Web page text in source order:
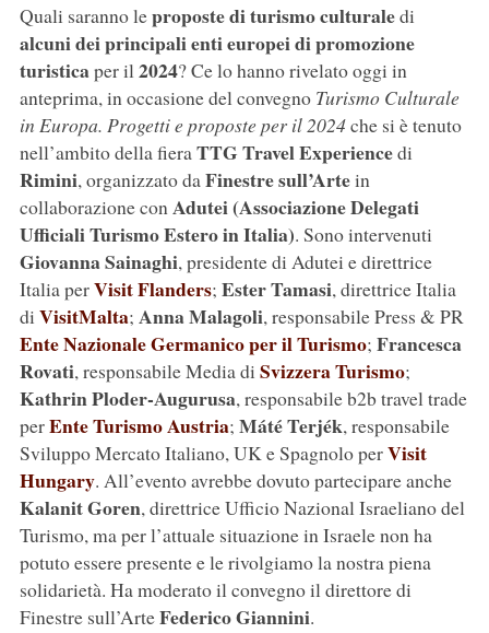
Quali saranno leproposte di turismo culturaledi
alcuni dei principali enti europei di promozione
turisticaper il2024? Ce lo hanno rivelato oggi in
anteprima, in occasione del convegno Turismo Culturale
in Europa. Progetti e proposte per il 2024che si è tenuto
nell’ambito della fieraTTG Travel Experiencedi
Rimini, organizzato daFinestre sull’Artein
collaborazione conAdutei (Associazione Delegati
Ufficiali Turismo Estero in Italia). Sono intervenuti
Giovanna Sainaghi, presidente di Adutei e direttrice
Italia perVisit Flanders; Ester Tamasi, direttrice Italia
di VisitMalta; Anna Malagoli, responsabile Press & PR
Ente Nazionale Germanico per il Turismo; Francesca
Rovati, responsabile Media di Svizzera Turismo;
Kathrin Ploder-Augurusa, responsabile b2b travel trade
perEnte Turismo Austria; Máté Terjék, responsabile
Sviluppo Mercato Italiano, UK e Spagnolo perVisit
Hungary. All’evento avrebbe dovuto partecipare anche
Kalanit Goren, direttrice Ufficio Nazional Israeliano del
Turismo, ma per l’attuale situazione in Israele non ha
potuto essere presente e le rivolgiamo la nostra piena
solidarietà. Ha moderato il convegno il direttore di
Finestre sull’ArteFederico Giannini.